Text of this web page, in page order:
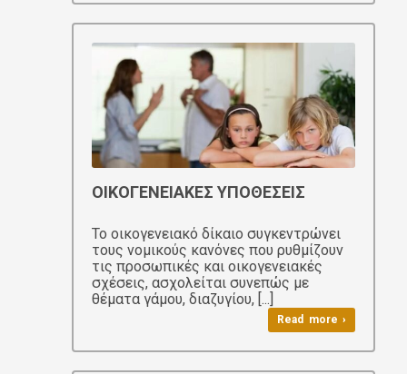
ΟΙΚΟΓΕΝΕΙΑΚΕΣ ΥΠΟΘΕΣΕΙΣ
Το οικογενειακό δίκαιο συγκεντρώνει
τους νομικούς κανόνες που ρυθμίζουν
τις προσωπικές και οικογενειακές
σχέσεις, ασχολείται συνεπώς με
θέματα γάμου, διαζυγίου, [...]
Read more ›